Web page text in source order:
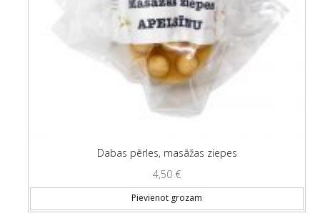
Dabas pērles, masāžas ziepes
4,50 €
Pievienot grozam